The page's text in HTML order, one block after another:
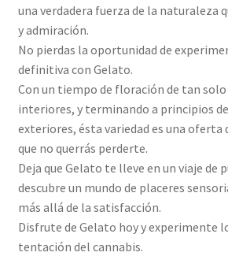
una verdadera fuerza de la naturaleza
y admiración.
No pierdas la oportunidad de
definitiva con Gelato.
Con un tiempo de floración de tan solo
interiores, y terminando a principios
exteriores, ésta variedad es una
que no querrás perderte.
Deja que Gelato te lleve en un viaje de
descubre un mundo de placeres
más allá de la satisfacción.
Disfrute de Gelato hoy y experimente
tentación del cannabis.